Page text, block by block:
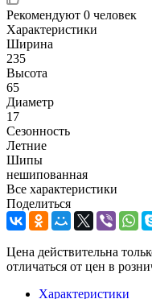
Рекомендуют 0 человек
Характеристики
Ширина
235
Высота
65
Диаметр
17
Сезонность
Летние
Шипы
нешипованная
Все характеристики
Поделиться
Цена действительна
отличаться от цен в
Характеристики